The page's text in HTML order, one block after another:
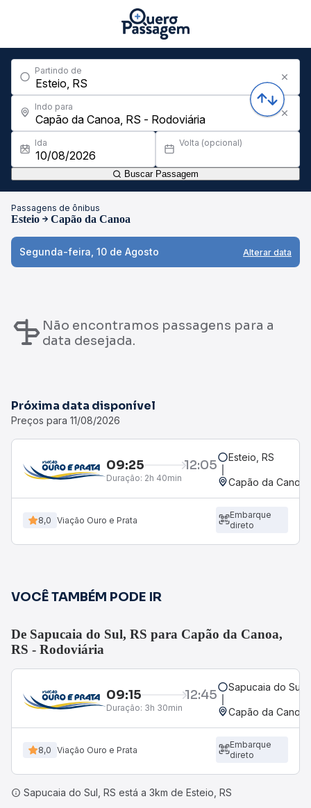
Partindo de
Indo para
Ida Volta (opcional)
Buscar Passagem
Passagens de ônibus
Esteio Capão da Canoa
Segunda-feira, 10 de Agosto Alterar data
Não encontramos passagens para a
data desejada.
Próxima data disponível
Preços para 11/08/2026
09:25 12:05
Duração: 2h 40min
Esteio, RS
Capão da
8,0 Viação Ouro e Prata
Embarque
direto
VOCÊ TAMBÉM PODE IR
De Sapucaia do Sul, RS para Capão da Canoa,
RS - Rodoviária
09:15 12:45
Duração: 3h 30min
Sapucaia do Sul,
Capão da
8,0 Viação Ouro e Prata
Embarque
direto
Sapucaia do Sul, RS está a 3km de Esteio, RS